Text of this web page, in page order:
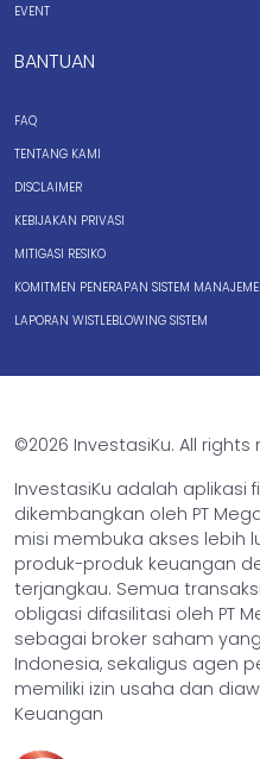
EVENT
BANTUAN
FAQ
TENTANG KAMI
DISCLAIMER
KEBIJAKAN PRIVASI
MITIGASI RESIKO
KOMITMEN PENERAPAN SISTEM
LAPORAN WISTLEBLOWING SISTEM
©2026 InvestasiKu. All rights
InvestasiKu adalah aplikasi
dikembangkan oleh PT
misi membuka akses lebih
produk-produk keuangan
terjangkau. Semua
obligasi difasilitasi oleh PT
sebagai broker saham
Indonesia, sekaligus agen
memiliki izin usaha dan
Keuangan